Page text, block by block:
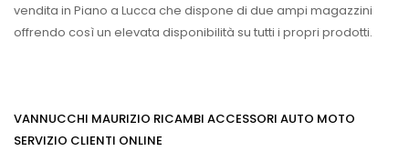
vendita in Piano a Lucca che dispone di due ampi magazzini
offrendo così un elevata disponibilità su tutti i propri prodotti.
VANNUCCHI MAURIZIO RICAMBI ACCESSORI AUTO MOTO
SERVIZIO CLIENTI ONLINE